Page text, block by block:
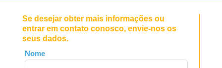
Se desejar obter mais informações ou
entrar em contato conosco, envie-nos os
seus dados.
Leave
this
Nome